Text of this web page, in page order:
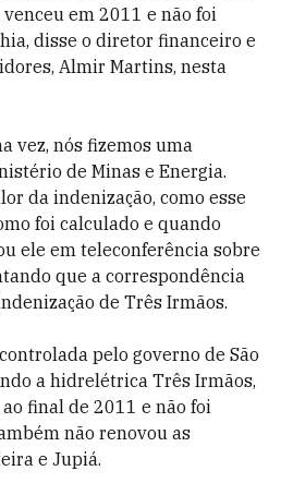
em 2011 e não foi
disse o diretor financeiro e
Almir Martins, nesta
vez, nós fizemos uma
de Minas e Energia.
da indenização, como esse
foi calculado e quando
ele em teleconferência sobre
que a correspondência
de Três Irmãos.
pelo governo de São
a hidrelétrica Três Irmãos,
final de 2011 e não foi
não renovou as
e Jupiá.